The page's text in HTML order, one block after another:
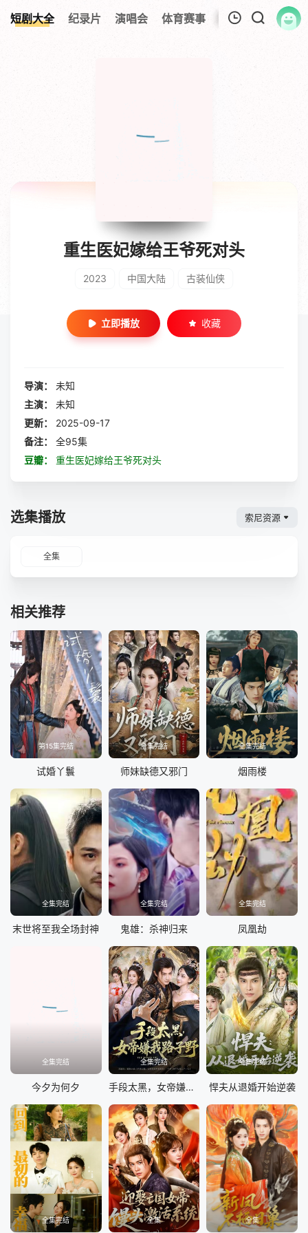
短剧大全 纪录片 演唱会 体育赛事 伦理片 影视解
重生医妃嫁给王爷死对头
2023 中国大陆 古装仙侠
立即播放 收藏
导演：
未知
主演：
未知
更新：
2025-09-17
备注：
全95集
豆瓣：
重生医妃嫁给王爷死对头
选集播放 索尼资源
全集
相关推荐
第15集完结
试婚丫鬟
全集完结
师妹缺德又邪门
全集完结
烟雨楼
全集完结
末世将至我全场封神
全集完结
鬼雄：杀神归来
全集完结
凤凰劫
全集完结
今夕为何夕
全集完结
手段太黑，女帝嫌我路子野
全集完结
悍夫从退婚开始逆袭
全集完结 全集 全集